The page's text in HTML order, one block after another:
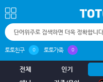
토토친구 0 토토가족 0
전체 인기